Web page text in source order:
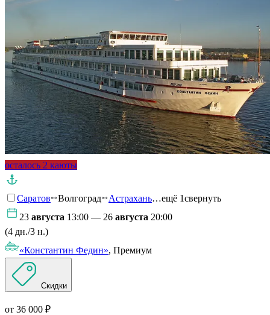
осталось 2 каюты
Саратов Волгоград Астрахань…ещё 1свернуть
23 августа 13:00 — 26 августа 20:00
(4 дн./3 н.)
«Константин Федин», Премиум
Скидки
от 36 000 ₽